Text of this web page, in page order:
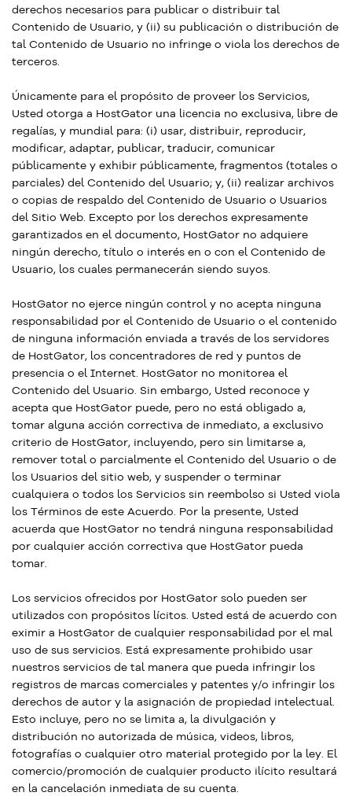
derechos necesarios para publicar o distribuir tal
Contenido de Usuario, y (ii) su publicación o distribución de
tal Contenido de Usuario no infringe o viola los derechos de
terceros.
Únicamente para el propósito de proveer los Servicios,
Usted otorga a HostGator una licencia no exclusiva, libre de
regalías, y mundial para: (i) usar, distribuir, reproducir,
modificar, adaptar, publicar, traducir, comunicar
públicamente y exhibir públicamente, fragmentos (totales o
parciales) del Contenido del Usuario; y, (ii) realizar archivos
o copias de respaldo del Contenido de Usuario o Usuarios
del Sitio Web. Excepto por los derechos expresamente
garantizados en el documento, HostGator no adquiere
ningún derecho, título o interés en o con el Contenido de
Usuario, los cuales permanecerán siendo suyos.
HostGator no ejerce ningún control y no acepta ninguna
responsabilidad por el Contenido de Usuario o el contenido
de ninguna información enviada a través de los servidores
de HostGator, los concentradores de red y puntos de
presencia o el Internet. HostGator no monitorea el
Contenido del Usuario. Sin embargo, Usted reconoce y
acepta que HostGator puede, pero no está obligado a,
tomar alguna acción correctiva de inmediato, a exclusivo
criterio de HostGator, incluyendo, pero sin limitarse a,
remover total o parcialmente el Contenido del Usuario o de
los Usuarios del sitio web, y suspender o terminar
cualquiera o todos los Servicios sin reembolso si Usted viola
los Términos de este Acuerdo. Por la presente, Usted
acuerda que HostGator no tendrá ninguna responsabilidad
por cualquier acción correctiva que HostGator pueda
tomar.
Los servicios ofrecidos por HostGator solo pueden ser
utilizados con propósitos lícitos. Usted está de acuerdo con
eximir a HostGator de cualquier responsabilidad por el mal
uso de sus servicios. Está expresamente prohibido usar
nuestros servicios de tal manera que pueda infringir los
registros de marcas comerciales y patentes y/o infringir los
derechos de autor y la asignación de propiedad intelectual.
Esto incluye, pero no se limita a, la divulgación y
distribución no autorizada de música, videos, libros,
fotografías o cualquier otro material protegido por la ley. El
comercio/promoción de cualquier producto ilícito resultará
en la cancelación inmediata de su cuenta.